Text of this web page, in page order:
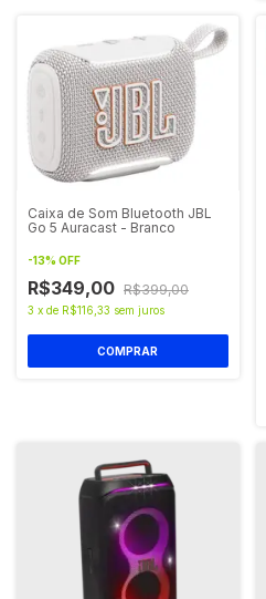
Caixa de Som Bluetooth JBL
Go 5 Auracast - Branco
-13% OFF
R$349,00 R$399,00
3 x de R$116,33 sem juros